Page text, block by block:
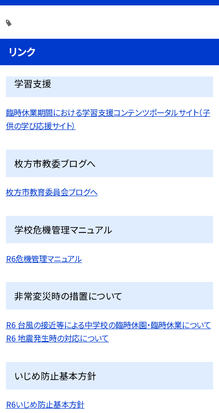
リンク
学習支援
臨時休業期間における学習支援コンテンツポータルサイト（子
供の学び応援サイト）
枚方市教委ブログへ
枚方市教育委員会ブログへ
学校危機管理マニュアル
R6危機管理マニュアル
非常変災時の措置について
R6 台風の接近等による中学校の臨時休園・臨時休業について
R6 地震発生時の対応について
いじめ防止基本方針
R6いじめ防止基本方針